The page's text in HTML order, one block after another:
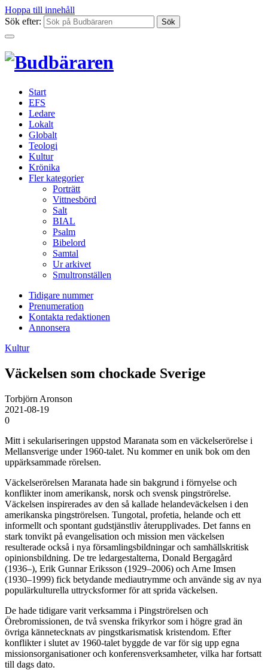
Hoppa till innehåll
Sök efter:
Start
EFS
Ledare
Lokalt
Globalt
Teologi
Kultur
Krönika
Fler kategorier
Porträtt
Vittnesbörd
Salt
BIAL
Psalm
Bibelord
Samtal
Ur arkivet
Smultronställen
Tidigare nummer
Prenumeration
Kontakta redaktionen
Annonsera
Kultur
Väckelsen som chockade Sverige
Torbjörn Aronson
2021-08-19
0
Mitt i sekulariseringen uppstod Maranata som en väckelserörelse i
Mellansverige under 1960-talet. Nu kommer en unik bok om den
uppärksammade rörelsen.
Väckelserörelsen Maranata hade sin bakgrund i förnyelse och
konflikter inom amerikansk, norsk och svensk pingströrelse.
Väckelsen inspirerades av den så kallade helandeväckelsen i den
amerikanska pingströrelsen. Tungotal, profetia, helande och ett
informellt och spontant gudstjänstliv återupplivades. Det fanns en
stark tonvikt på evangelisation och mission men väckelsen
resulterade också i nya församlingsbildningar och samhällskritisk
opinionsbildning. De tre ledargestalterna, Donald Bergagård
(1936–), Erik Gunnar Eriksson (1929–2006) och Arne Imsen
(1930–1999) fick betydande mediautrymme och använde sig av nya
populärkulturella uttrycksformer för att sprida väckelsen.
De hade tidigare varit verksamma i Pingströrelsen och
Örebromissionen, de två svenska frikyrkor som i högre grad än
övriga kännetecknats av pingstkarismatisk kristendom. Efter
konflikter i slutet av 1960-talet byggde de var för sig upp egna
missionsorganisationer och konferensverksamheter, vilka har fortsatt
till dags dato.